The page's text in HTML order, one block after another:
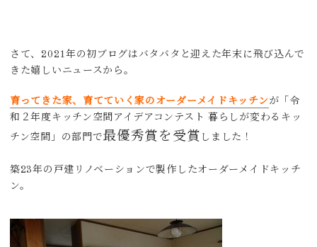
さて、2021年の初ブログはバタバタと迎えた年末に飛び込んで
きた嬉しいニュースから。
育ってきた家、育てていく家のオーダーメイドキッチン が「令
和２年度キッチン空間アイデアコンテスト 暮らしが変わるキッ
チン空間」の部門で最優秀賞を受賞 しました！
築23年の戸建リノベーションで製作したオーダーメイドキッチ
ン。